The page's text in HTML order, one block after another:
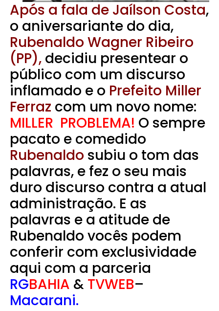
Após a fala de Jaílson Costa,
o aniversariante do dia,
Rubenaldo Wagner Ribeiro
(PP), decidiu presentear o
público com um discurso
inflamado e o Prefeito Miller
Ferraz com um novo nome:
MILLER PROBLEMA! O sempre
pacato e comedido
Rubenaldo subiu o tom das
palavras, e fez o seu mais
duro discurso contra a atual
administração. E as
palavras e a atitude de
Rubenaldo vocês podem
conferir com exclusividade
aqui com a parceria
RGBAHIA & TVWEB–
Macarani.